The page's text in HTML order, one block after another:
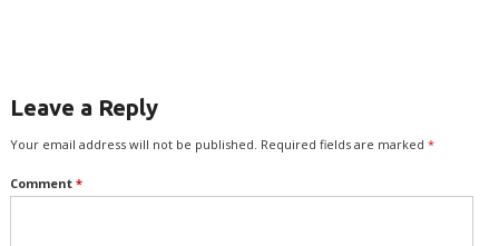
Leave a Reply
Your email address will not be published. Required fields are marked *
Comment *